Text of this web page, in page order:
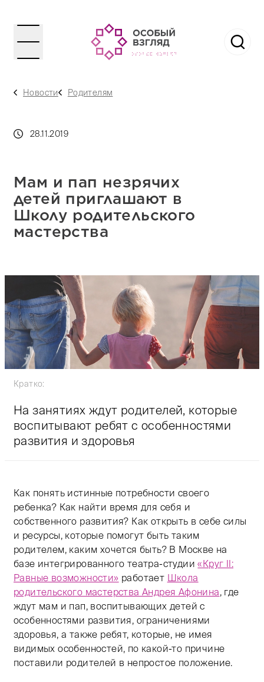
Новости Родителям
28.11.2019
Мам и пап незрячих
детей приглашают в
Школу родительского
мастерства
Кратко:
На занятиях ждут родителей, которые
воспитывают ребят с особенностями
развития и здоровья
Как понять истинные потребности своего
ребенка? Как найти время для себя и
собственного развития? Как открыть в себе силы
и ресурсы, которые помогут быть таким
родителем, каким хочется быть? В Москве на
базе интегрированного театра-студии«Круг II:
Равные возможности» работает Школа
родительского мастерства Андрея Афонина, где
ждут мам и пап, воспитывающих детей с
особенностями развития, ограничениями
здоровья, а также ребят, которые, не имея
видимых особенностей, по какой-то причине
поставили родителей в непростое положение.